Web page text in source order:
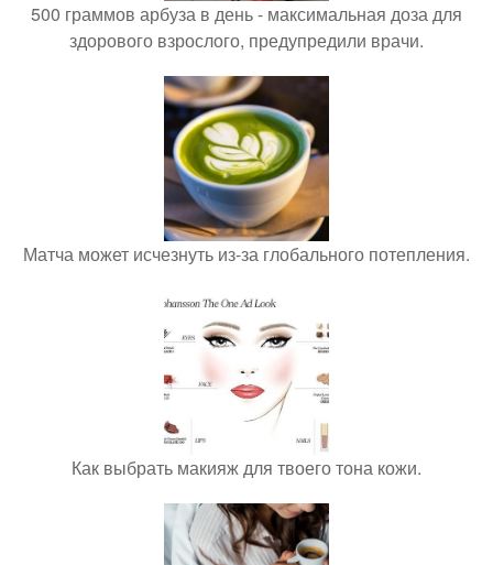
500 граммов арбуза в день - максимальная доза для
здорового взрослого, предупредили врачи.
Матча может исчезнуть из-за глобального потепления.
Как выбрать макияж для твоего тона кожи.